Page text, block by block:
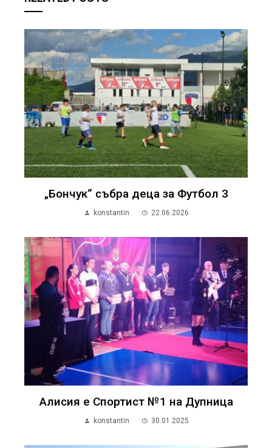
„Бончук“ събра деца за Футбол 3
konstantin 22.06.2026
Алисия е Спортист №1 на Дупница
konstantin 30.01.2025